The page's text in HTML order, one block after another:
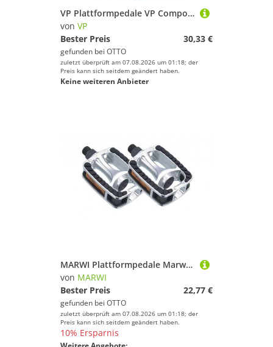
VP Plattformpedale VP Components Pedale 196 MTB silber
von VP
Bester Preis
30,33 €
gefunden bei OTTO
zuletzt überprüft am 07.08.2026 um 01:18; der
Preis kann sich seitdem geändert haben.
Keine weiteren Anbieter
MARWI Plattformpedale Marwi SP-811 Aluminium Trekking-Pedale (398 g/Paar) - Anti-Rutsch TPE
von MARWI
Bester Preis
22,77 €
gefunden bei OTTO
zuletzt überprüft am 07.08.2026 um 01:18; der
Preis kann sich seitdem geändert haben.
10% Ersparnis